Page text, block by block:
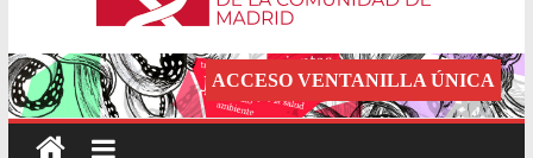
ACCESO VENTANILLA ÚNICA